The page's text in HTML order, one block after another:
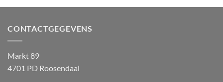
CONTACTGEGEVENS
Markt 89
4701 PD Roosendaal